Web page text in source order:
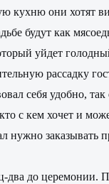
они хотят
будут как
уйдет
рассадку
себя удобно,
с кем хочет и
нужно заказывать
два до